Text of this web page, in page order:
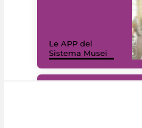
Le APP del
Sistema Musei